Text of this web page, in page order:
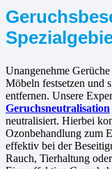
Unangenehme
Möbeln festsetzen und
entfernen. Unsere
Geruchsneutralisation
neutralisiert. Hierbei
Ozonbehandlung zum
effektiv bei der
Rauch, Tierhaltung